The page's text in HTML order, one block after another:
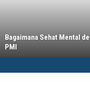
Bagaimana Sehat Mental
PMI